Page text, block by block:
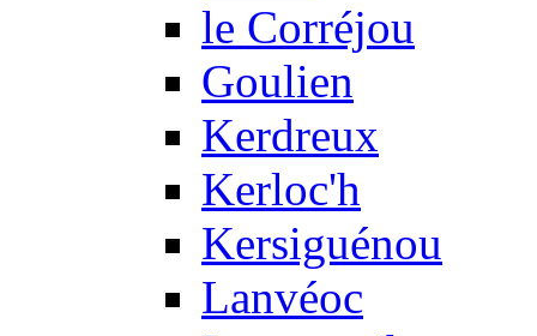
le Corréjou
Goulien
Kerdreux
Kerloc'h
Kersiguénou
Lanvéoc